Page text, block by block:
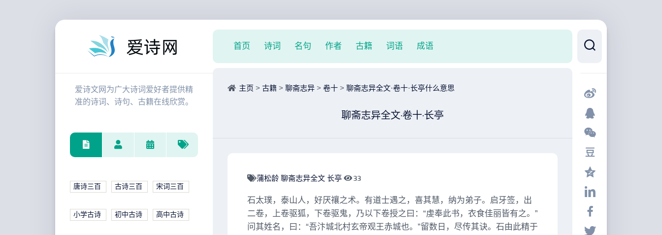
爱诗文网为广大诗词爱好者提供精
准的诗词、诗句、古籍在线欣赏。
唐诗三百 古诗三百 宋词三百
小学古诗 初中古诗 高中古诗
首页 诗词 名句 作者 古籍 词语 成语
主页 > 古籍 > 聊斋志异 > 卷十 > 聊斋志异全文·卷十·长亭什么意思
聊斋志异全文·卷十·长亭
蒲松龄 聊斋志异全文 长亭 33
石太璞，泰山人，好厌禳之术。有道士遇之，喜其慧，纳为弟子。启牙签，出
二卷，上卷驱狐，下卷驱鬼，乃以下卷授之曰：“虔奉此书，衣食佳丽皆有之。”
问其姓名，曰：“吾汴城北村玄帝观王赤城也。”留数日，尽传其诀。石由此精于